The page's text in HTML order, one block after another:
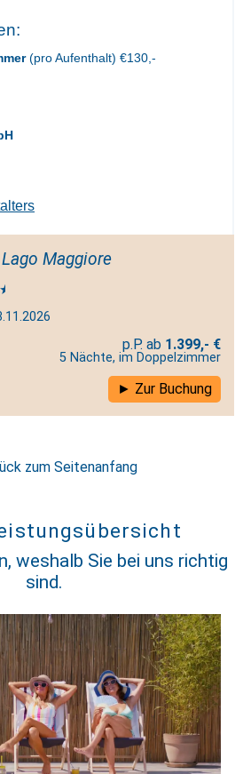
(pro Aufenthalt) €130,-
Maggiore
1.399,- €
5 Nächte, im Doppelzimmer
Zur Buchung
zum Seitenanfang
weshalb Sie bei uns richtig
sind.